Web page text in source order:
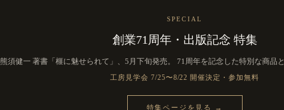
蛤・
月
印・
40
号
リ
SPECIAL
創業71周年・出版記念 特集
熊須健一 著書「榧に魅せられて」、 5月下旬発売。 71周年を記念した特別な商品と
工房見学会 7/25〜8/22 開催決定・参加無料
特集ページを見る →